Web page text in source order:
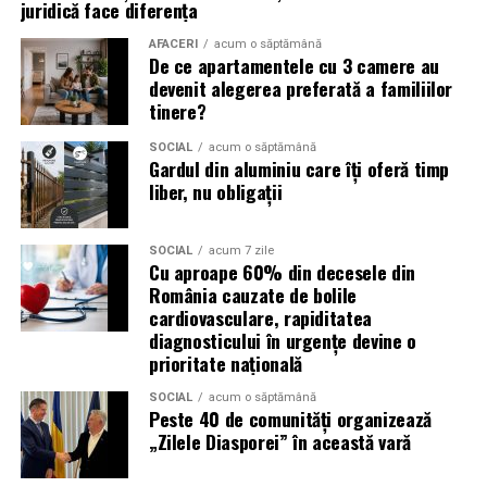
reducerea acumulării de reziduuri;
protejarea filtrului de particule;
funcționarea eficientă a sistemului antipoluare.
Acest aspect este esențial pentru reducerea riscului
unor reparații costisitoare.
Avantajele Ravenol VMP USVO 5W30
Printre cele mai importante avantaje se numără:
tehnologie USVO;
stabilitate termică ridicată;
rezistență la oxidare;
protecție împotriva uzurii;
reducerea depunerilor;
(Advertorial)
juridică face diferența
AFACERI acum o săptămână
De ce apartamentele cu 3 camere au
devenit alegerea preferată a familiilor
tinere?
SOCIAL acum o săptămână
Gardul din aluminiu care îți oferă timp
liber, nu obligații
SOCIAL acum 7 zile
Cu aproape 60% din decesele din
România cauzate de bolile
cardiovasculare, rapiditatea
diagnosticului în urgențe devine o
prioritate națională
SOCIAL acum o săptămână
Peste 40 de comunități organizează
„Zilele Diasporei” în această vară